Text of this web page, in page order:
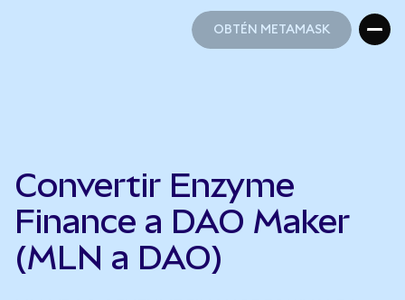
OBTÉN METAMASK
Convertir Enzyme
Finance a DAO Maker
(MLN a DAO)